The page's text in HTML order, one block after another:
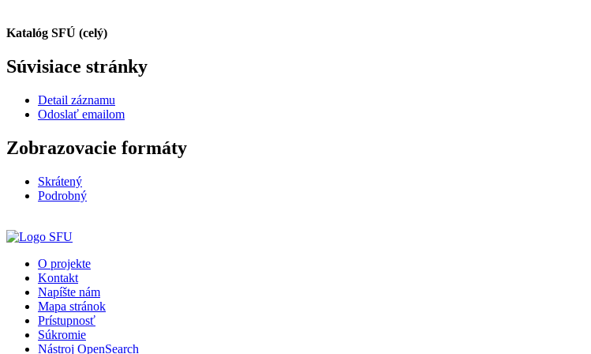
Katalóg SFÚ (celý)
Súvisiace stránky
Detail záznamu
Odoslať emailom
Zobrazovacie formáty
Skrátený
Podrobný
O projekte
Kontakt
Napíšte nám
Mapa stránok
Prístupnosť
Súkromie
Nástroj OpenSearch